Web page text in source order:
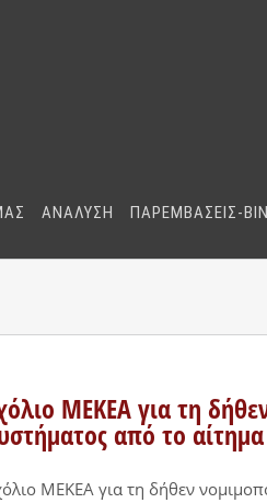
ΑΝΑΛΥΣΗ ΠΑΡΕΜΒΑΣΕΙΣ-
ΜΕΚΕΑ για τη
από το
ΜΕΚΕΑ για τη δήθεν